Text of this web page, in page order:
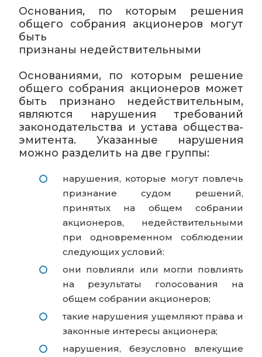
Основания, по которым решения
общего собрания акционеров могут
быть
признаны недействительными
Основаниями, по которым решение
общего собрания акционеров может
быть признано недействительным,
являются нарушения требований
законодательства и устава общества-
эмитента. Указанные нарушения
можно разделить на две группы:
нарушения, которые могут повлечь
признание судом решений,
принятых на общем собрании
акционеров, недействительными
при одновременном соблюдении
следующих условий:
они повлияли или могли повлиять
на результаты голосования на
общем собрании акционеров;
такие нарушения ущемляют права и
законные интересы акционера;
нарушения, безусловно влекущие